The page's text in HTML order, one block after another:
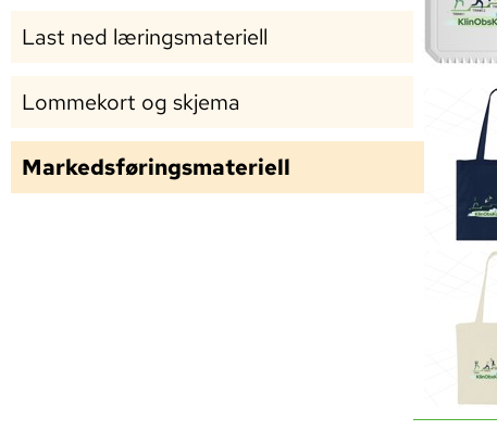
Last ned læringsmateriell
Lommekort og skjema
Markedsføringsmateriell